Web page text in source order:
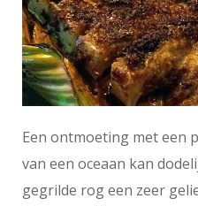
Een ontmoeting met een
van een oceaan kan
gegrilde rog een zeer